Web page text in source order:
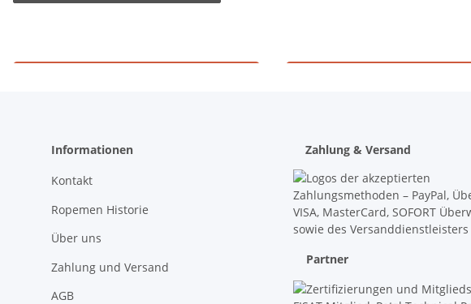
Informationen
Kontakt
Ropemen Historie
Über uns
Zahlung und Versand
AGB
Zahlung & Versand
Partner